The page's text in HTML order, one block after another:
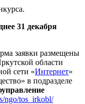
31 декабря
заявки размещены
области
сети «Интернет»
в подразделе
ngo/tos_irkobl/